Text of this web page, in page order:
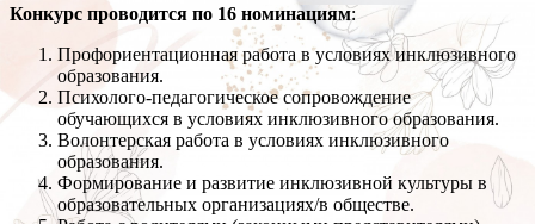
Конкурс проводится по 16 номинациям:
Профориентационная работа в условиях инклюзивного
образования.
Психолого-педагогическое сопровождение
обучающихся в условиях инклюзивного образования.
Волонтерская работа в условиях инклюзивного
образования.
Формирование и развитие инклюзивной культуры в
образовательных организациях/в обществе.